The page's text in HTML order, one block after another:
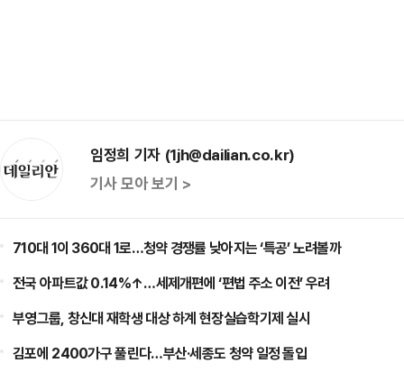
임정희 기자 (1jh@dailian.co.kr)
기사 모아 보기 >
710대 1이 360대 1로…청약 경쟁률 낮아지는 ‘특공’ 노려볼까
전국 아파트값 0.14%↑…세제개편에 ‘편법 주소 이전’ 우려
부영그룹, 창신대 재학생 대상 하계 현장실습학기제 실시
김포에 2400가구 풀린다…부산·세종도 청약 일정 돌입